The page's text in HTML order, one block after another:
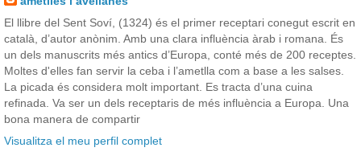
El llibre del Sent Soví, (1324) és el primer receptari conegut escrit en
català, d’autor anònim. Amb una clara influència àrab i romana. És
un dels manuscrits més antics d’Europa, conté més de 200 receptes.
Moltes d'elles fan servir la ceba i l’ametlla com a base a les salses.
La picada és considera molt important. Es tracta d’una cuina
refinada. Va ser un dels receptaris de més influència a Europa. Una
bona manera de compartir
Visualitza el meu perfil complet